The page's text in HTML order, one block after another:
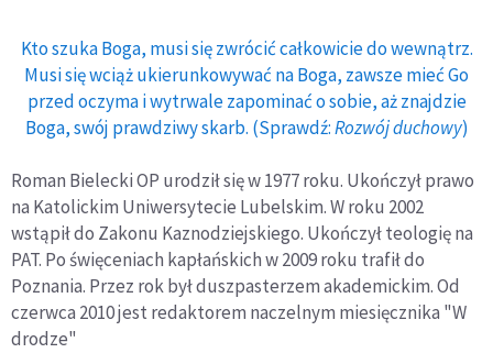
Kto szuka Boga, musi się zwrócić całkowicie do wewnątrz.
Musi się wciąż ukierunkowywać na Boga, zawsze mieć Go
przed oczyma i wytrwale zapominać o sobie, aż znajdzie
Boga, swój prawdziwy skarb. (Sprawdź:Rozwój duchowy)
Roman Bielecki OP urodził się w 1977 roku. Ukończył prawo
na Katolickim Uniwersytecie Lubelskim. W roku 2002
wstąpił do Zakonu Kaznodziejskiego. Ukończył teologię na
PAT. Po święceniach kapłańskich w 2009 roku trafił do
Poznania. Przez rok był duszpasterzem akademickim. Od
czerwca 2010 jest redaktorem naczelnym miesięcznika "W
drodze"